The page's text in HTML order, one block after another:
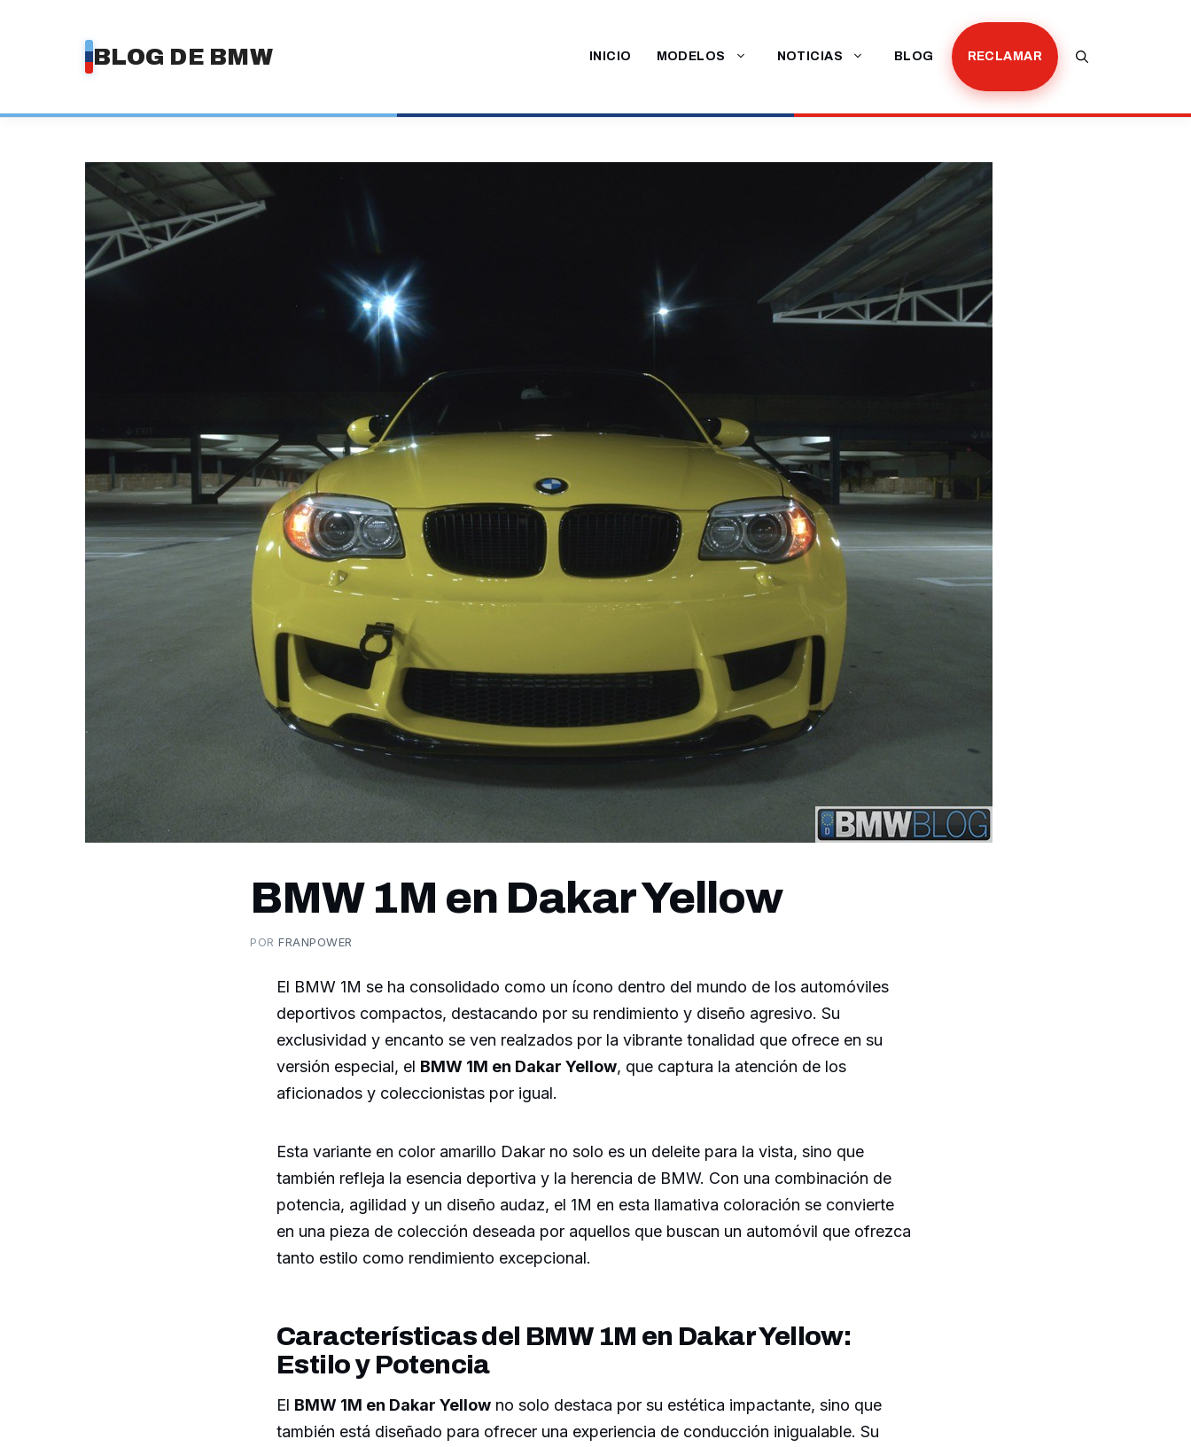
BLOG DE BMW INICIO MODELOS NOTICIAS BLOG RECLAMAR
BMW 1M en Dakar Yellow
PORFRANPOWER
El BMW 1M se ha consolidado como un ícono dentro del mundo de los automóviles
deportivos compactos, destacando por su rendimiento y diseño agresivo. Su
exclusividad y encanto se ven realzados por la vibrante tonalidad que ofrece en su
versión especial, el BMW 1M en Dakar Yellow, que captura la atención de los
aficionados y coleccionistas por igual.
Esta variante en color amarillo Dakar no solo es un deleite para la vista, sino que
también refleja la esencia deportiva y la herencia de BMW. Con una combinación de
potencia, agilidad y un diseño audaz, el 1M en esta llamativa coloración se convierte
en una pieza de colección deseada por aquellos que buscan un automóvil que ofrezca
tanto estilo como rendimiento excepcional.
Características del BMW 1M en Dakar Yellow:
Estilo y Potencia
El BMW 1M en Dakar Yellow no solo destaca por su estética impactante, sino que
también está diseñado para ofrecer una experiencia de conducción inigualable. Su